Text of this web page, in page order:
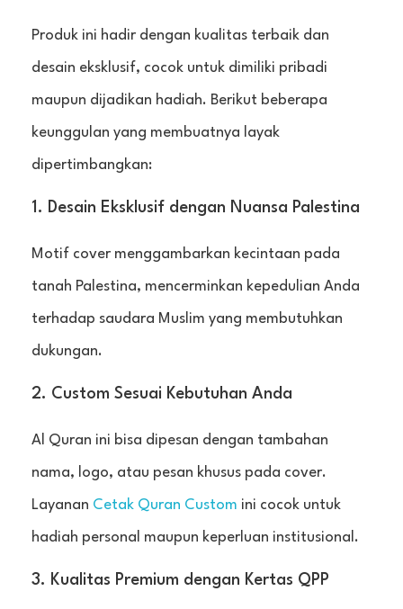
Produk ini hadir dengan kualitas terbaik dan
desain eksklusif, cocok untuk dimiliki pribadi
maupun dijadikan hadiah. Berikut beberapa
keunggulan yang membuatnya layak
dipertimbangkan:
1. Desain Eksklusif dengan Nuansa Palestina
Motif cover menggambarkan kecintaan pada
tanah Palestina, mencerminkan kepedulian Anda
terhadap saudara Muslim yang membutuhkan
dukungan.
2. Custom Sesuai Kebutuhan Anda
Al Quran ini bisa dipesan dengan tambahan
nama, logo, atau pesan khusus pada cover.
Layanan Cetak Quran Custom ini cocok untuk
hadiah personal maupun keperluan institusional.
3. Kualitas Premium dengan Kertas QPP